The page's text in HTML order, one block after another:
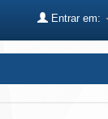
Entrar em: